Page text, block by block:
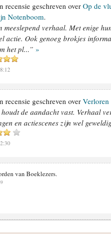
recensie geschreven over Op de
Notenboom.
meeslepend verhaal. Met enige
actie. Ook genoeg brokjes
het pl...” »
recensie geschreven over Verloren
houdt de aandacht vast. Verhaal
en actiescenes zijn wel
van Boeklezers.